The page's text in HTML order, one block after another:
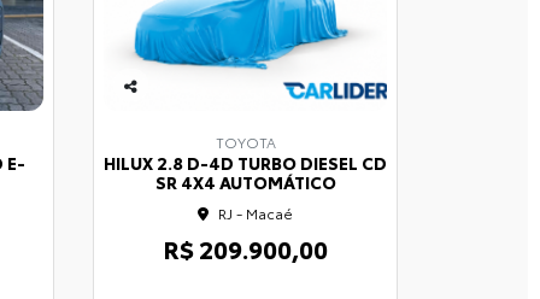
E-
lhe
TOYOTA
HILUX 2.8 D-4D TURBO DIESEL CD
SR 4X4 AUTOMÁTICO
RJ - Macaé
R$ 209.900,00